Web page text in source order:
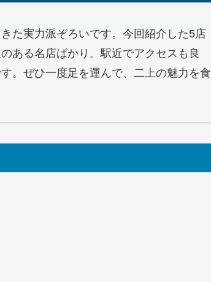
た実力派ぞろいです。今回紹介した5店
ある名店ばかり。駅近でアクセスも良
。ぜひ一度足を運んで、二上の魅力を食